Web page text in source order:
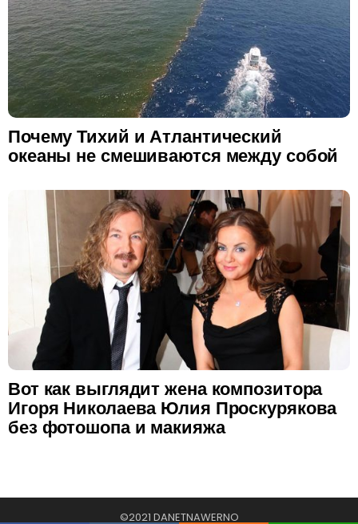
Почему Тихий и Атлантический
океаны не смешиваются между собой
Вот как выглядит жена композитора
Игоря Николаева Юлия Проскурякова
без фотошопа и макияжа
©2021 DANETNAWERNO